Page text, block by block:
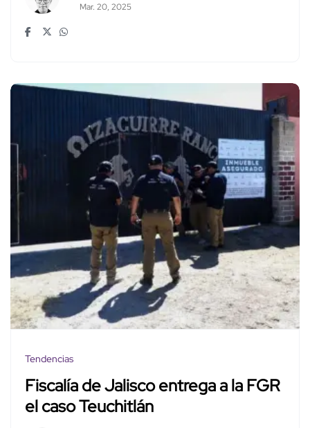
Mar. 20, 2025
Tendencias
Fiscalía de Jalisco entrega a la FGR
el caso Teuchitlán